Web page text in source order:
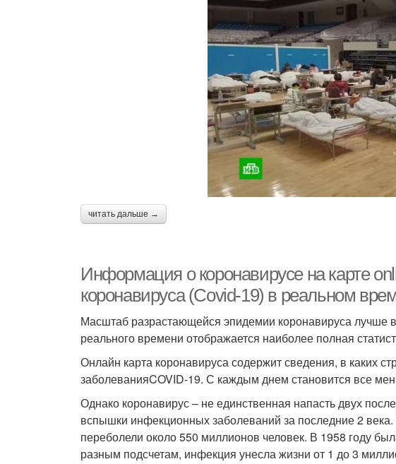
читать дальше →
Информация о коронавирусе на карте
коронавируса (Covid-19) в реальном
Масштаб разрастающейся эпидемии коронавируса лучше
реального времени отображается наиболее полная
Онлайн карта коронавируса содержит сведения, в каких
заболеванияCOVID-19. С каждым днем становится все
Однако коронавирус – не единственная напасть двух
вспышки инфекционных заболеваний за последние 2
переболели около 550 миллионов человек. В 1958 году
разным подсчетам, инфекция унесла жизни от 1 до 3